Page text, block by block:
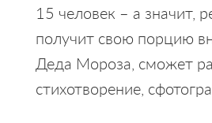
15 человек – а значит,
получит свою порцию
Деда Мороза, сможет
стихотворение,